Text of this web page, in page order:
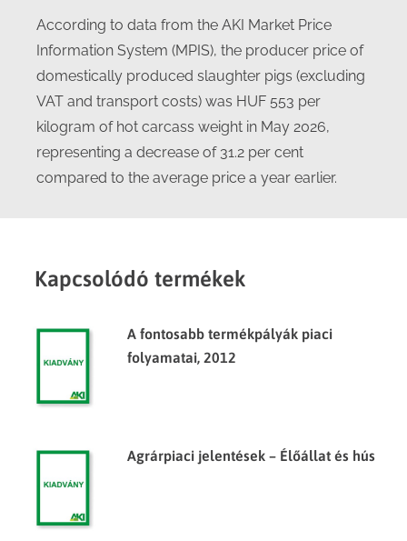
According to data from the AKI Market Price
Information System (MPIS), the producer price of
domestically produced slaughter pigs (excluding
VAT and transport costs) was HUF 553 per
kilogram of hot carcass weight in May 2026,
representing a decrease of 31.2 per cent
compared to the average price a year earlier.
Kapcsolódó termékek
A fontosabb termékpályák piaci
folyamatai, 2012
Agrárpiaci jelentések – Élőállat és hús